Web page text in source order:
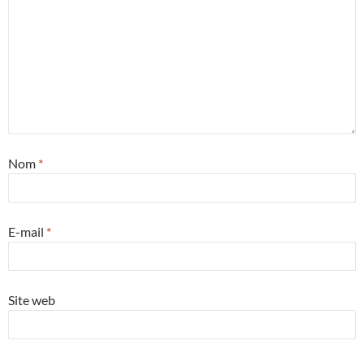
Nom *
E-mail *
Site web